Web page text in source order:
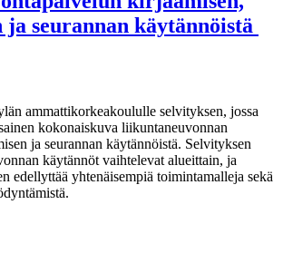
ja seurannan käytännöistä
ammattikorkeakoululle selvityksen, jossa
kokonaiskuva liikuntaneuvonnan
ja seurannan käytännöistä. Selvityksen
käytännöt vaihtelevat alueittain, ja
edellyttää yhtenäisempiä toimintamalleja sekä